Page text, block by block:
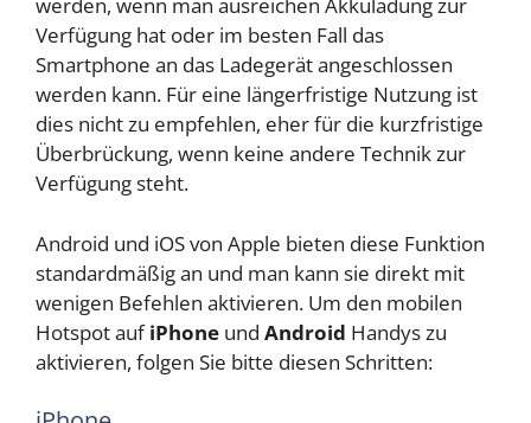
werden, wenn man ausreichen Akkuladung zur
Verfügung hat oder im besten Fall das
Smartphone an das Ladegerät angeschlossen
werden kann. Für eine längerfristige Nutzung ist
dies nicht zu empfehlen, eher für die kurzfristige
Überbrückung, wenn keine andere Technik zur
Verfügung steht.
Android und iOS von Apple bieten diese Funktion
standardmäßig an und man kann sie direkt mit
wenigen Befehlen aktivieren. Um den mobilen
Hotspot aufiPhone und Android Handys zu
aktivieren, folgen Sie bitte diesen Schritten: